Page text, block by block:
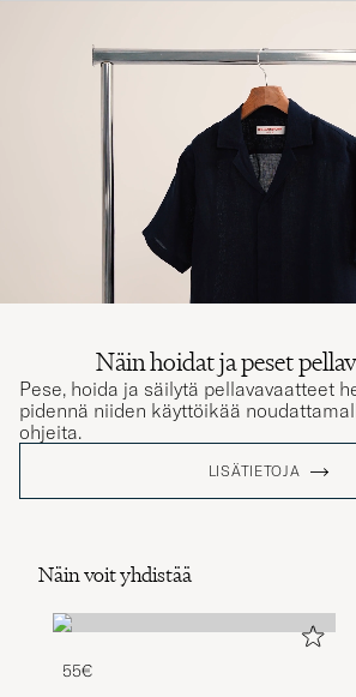
Näin hoidat ja peset
Pese, hoida ja säilytä pellavavaatteet
pidennä niiden käyttöikää
ohjeita.
LISÄTIETOJA
Näin voit yhdistää
55€